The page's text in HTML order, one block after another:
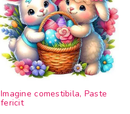
Imagine comestibila, Paste
fericit